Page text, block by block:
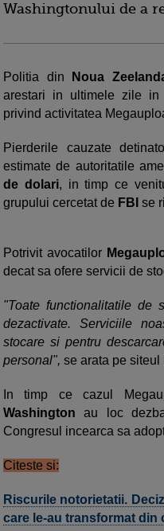
Washingtonului de a
Politia din Noua
arestari in ultimele zile in
privind activitatea
Pierderile cauzate
estimate de autoritatile
de dolari, in timp ce
grupului cercetat de FBI se
Potrivit avocatilor
decat sa ofere servicii de
"Toate functionalitatile de
dezactivate. Serviciile
stocare si pentru
personal", se arata pe siteul
In timp ce cazul
Washington au loc
Congresul incearca sa
Citeste si:
Riscurile notorietatii.
care le-au transformat din